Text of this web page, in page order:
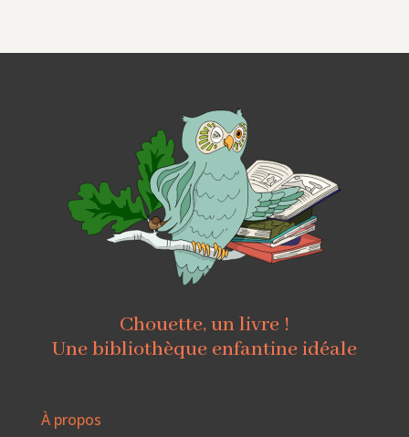
Chouette, un livre !
Une bibliothèque enfantine idéale
À propos